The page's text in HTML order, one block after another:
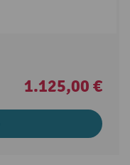
1.125,00 €